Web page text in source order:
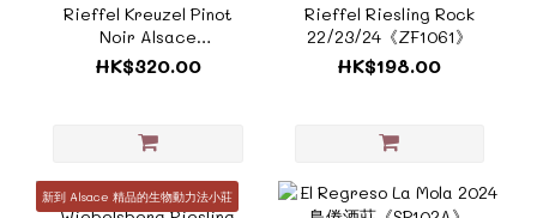
Rieffel Kreuzel Pinot
Noir Alsace
2022《ZF1060》
HK$320.00
Rieffel Riesling Rock
22/23/24《ZF1061》
HK$198.00
新到 Alsace 精品的生物動力法小莊